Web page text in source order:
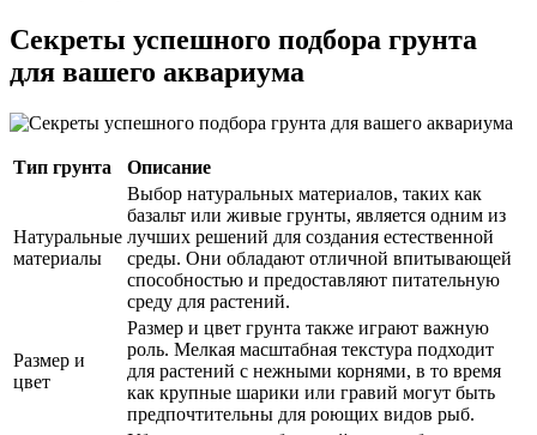
Секреты успешного подбора грунта
для вашего аквариума
Тип грунта Описание
Натуральные
материалы
Выбор натуральных материалов, таких как
базальт или живые грунты, является одним из
лучших решений для создания естественной
среды. Они обладают отличной впитывающей
способностью и предоставляют питательную
среду для растений.
Размер и
цвет
Размер и цвет грунта также играют важную
роль. Мелкая масштабная текстура подходит
для растений с нежными корнями, в то время
как крупные шарики или гравий могут быть
предпочтительны для роющих видов рыб.